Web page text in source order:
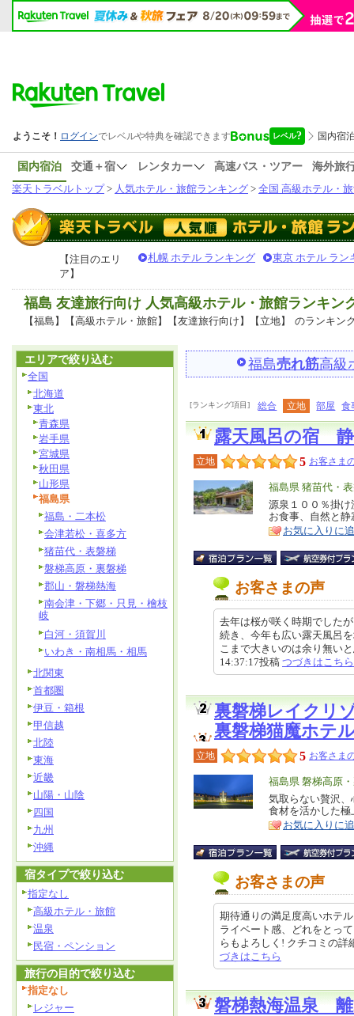
国内宿泊 交通＋宿 レンタカー 高速バス・ツアー
海外旅
楽天トラベルトップ> 人気ホテル・旅館ランキング > 全国 高級ホテル・
【注目のエリ
ア】
札幌 ホテル ランキング 東京 ホテル ラン
福島 友達旅行向け 人気高級ホテル・旅館ランキン
【福島】【高級ホテル・旅館】【友達旅行向け】【立地】 のランキン
福島売れ筋高級
[ランキング項目] 総合 立地 部屋 食
露天風呂の宿
立地 5 お客さま
エ
リ
ア
福島県 猪苗代・
特
徴
源泉１００％掛
お食事、自然と
お気に入りに
お客さまの声
去年は桜が咲く時期でした
続き、今年も広い露天風呂
こまで大きいのは余り無い
14:37:17投稿 つづきはこちら
裏磐梯レイクリ
裏磐梯猫魔ホテ
立地 5 お客さま
エ
リ
ア
福島県 磐梯高原
特
徴
気取らない贅沢
食材を活かした
お気に入りに
お客さまの声
期待通りの満足度高いホテ
ライベート感、どれをとっ
らもよろしく! クチコミの
づきはこちら
磐梯熱海温泉
エリアで絞り込む
全国
北海道
東北
青森県
岩手県
宮城県
秋田県
山形県
福島県
福島・二本松
会津若松・喜多方
猪苗代・表磐梯
磐梯高原・裏磐梯
郡山・磐梯熱海
南会津・下郷・只見・檜枝
岐
白河・須賀川
いわき・南相馬・相馬
北関東
首都圏
伊豆・箱根
甲信越
北陸
東海
近畿
山陽・山陰
四国
九州
沖縄
宿タイプで絞り込む
指定なし
高級ホテル・旅館
温泉
民宿・ペンション
旅行の目的で絞り込む
指定なし
レジャー